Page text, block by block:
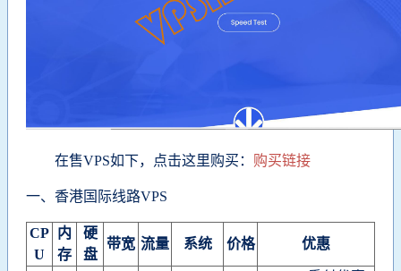
在售VPS如下，点击这里购买： 购买链接
一、香港国际线路VPS
CP
U
内
存
硬
盘
带宽 流量 系统 价格 优惠